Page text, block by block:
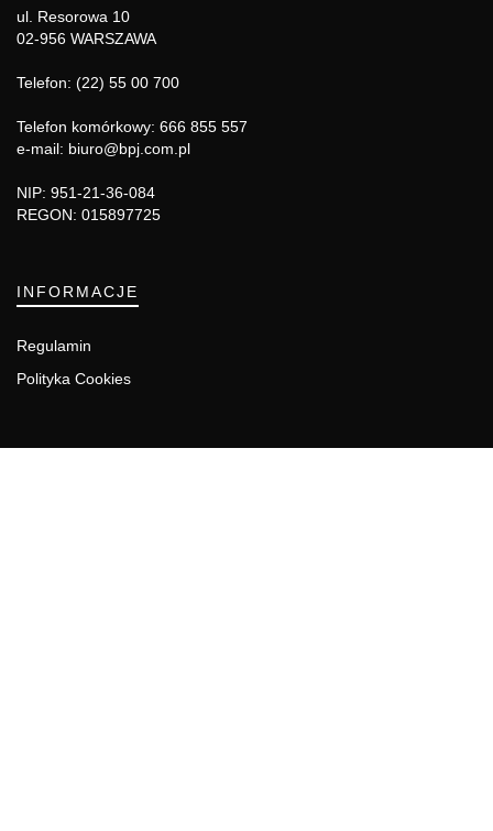
ul. Resorowa 10
02-956 WARSZAWA
Telefon: (22) 55 00 700
Telefon komórkowy: 666 855 557
e-mail: biuro@bpj.com.pl
NIP: 951-21-36-084
REGON: 015897725
INFORMACJE
Regulamin
Polityka Cookies